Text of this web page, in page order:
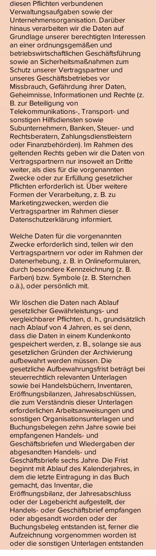
diesen Pflichten verbundenen
Verwaltungsaufgaben sowie der
Unternehmensorganisation. Darüber
hinaus verarbeiten wir die Daten auf
Grundlage unserer berechtigten Interessen
an einer ordnungsgemäßen und
betriebswirtschaftlichen Geschäftsführung
sowie an Sicherheitsmaßnahmen zum
Schutz unserer Vertragspartner und
unseres Geschäftsbetriebes vor
Missbrauch, Gefährdung ihrer Daten,
Geheimnisse, Informationen und Rechte (z.
B. zur Beteiligung von
Telekommunikations-, Transport- und
sonstigen Hilfsdiensten sowie
Subunternehmern, Banken, Steuer- und
Rechtsberatern, Zahlungsdienstleistern
oder Finanzbehörden). Im Rahmen des
geltenden Rechts geben wir die Daten von
Vertragspartnern nur insoweit an Dritte
weiter, als dies für die vorgenannten
Zwecke oder zur Erfüllung gesetzlicher
Pflichten erforderlich ist. Über weitere
Formen der Verarbeitung, z. B. zu
Marketingzwecken, werden die
Vertragspartner im Rahmen dieser
Datenschutzerklärung informiert.
Welche Daten für die vorgenannten
Zwecke erforderlich sind, teilen wir den
Vertragspartnern vor oder im Rahmen der
Datenerhebung, z. B. in Onlineformularen,
durch besondere Kennzeichnung (z. B.
Farben) bzw. Symbole (z. B. Sternchen
o.ä.), oder persönlich mit.
Wir löschen die Daten nach Ablauf
gesetzlicher Gewährleistungs- und
vergleichbarer Pflichten, d. h., grundsätzlich
nach Ablauf von 4 Jahren, es sei denn,
dass die Daten in einem Kundenkonto
gespeichert werden, z. B., solange sie aus
gesetzlichen Gründen der Archivierung
aufbewahrt werden müssen. Die
gesetzliche Aufbewahrungsfrist beträgt bei
steuerrechtlich relevanten Unterlagen
sowie bei Handelsbüchern, Inventaren,
Eröffnungsbilanzen, Jahresabschlüssen,
die zum Verständnis dieser Unterlagen
erforderlichen Arbeitsanweisungen und
sonstigen Organisationsunterlagen und
Buchungsbelegen zehn Jahre sowie bei
empfangenen Handels- und
Geschäftsbriefen und Wiedergaben der
abgesandten Handels- und
Geschäftsbriefe sechs Jahre. Die Frist
beginnt mit Ablauf des Kalenderjahres, in
dem die letzte Eintragung in das Buch
gemacht, das Inventar, die
Eröffnungsbilanz, der Jahresabschluss
oder der Lagebericht aufgestellt, der
Handels- oder Geschäftsbrief empfangen
oder abgesandt worden oder der
Buchungsbeleg entstanden ist, ferner die
Aufzeichnung vorgenommen worden ist
oder die sonstigen Unterlagen entstanden
sind.